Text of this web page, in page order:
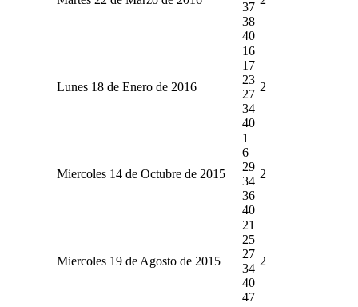
37
38
40
Lunes 18 de Enero de 2016
16
17
23
27
34
40
2
Miercoles 14 de Octubre de 2015
1
6
29
34
36
40
2
Miercoles 19 de Agosto de 2015
21
25
27
34
40
47
2